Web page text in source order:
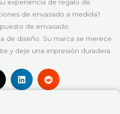
experiencia de regalo de
de envasado a medida?
de envasado
de diseño. Su marca se merece
y deje una impresión duradera.